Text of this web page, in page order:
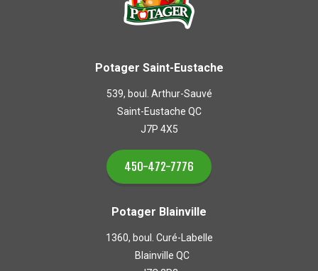
Potager Saint-Eustache
539, boul. Arthur-Sauvé
Saint-Eustache QC
J7P 4X5
450-472-7776
Potager Blainville
1360, boul. Curé-Labelle
Blainville QC